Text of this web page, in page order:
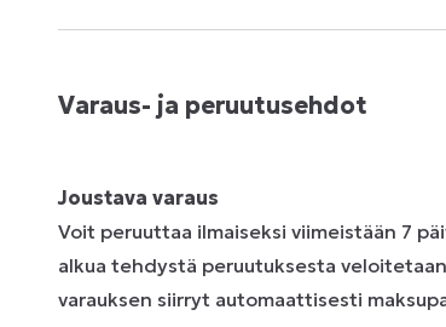
Varaus- ja peruutusehdot
Joustava varaus
Voit peruuttaa ilmaiseksi viimeistään 7
alkua tehdystä peruutuksesta
varauksen siirryt automaattisesti